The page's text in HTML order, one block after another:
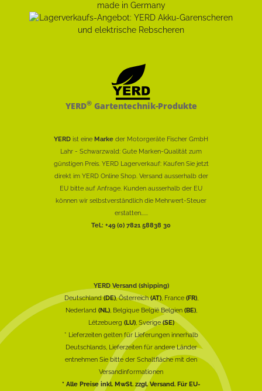
YERD®Gartentechnik-Produkte
YERD ist eine Marke der Motorgeräte Fischer GmbH
Lahr - Schwarzwald: Gute Marken-Qualität zum
günstigen Preis. YERD Lagerverkauf: Kaufen Sie jetzt
direkt im YERD Online Shop. Versand ausserhalb der
EU bitte auf Anfrage. Kunden ausserhalb der EU
können wir selbstverständlich die Mehrwert-Steuer
erstatten......
Tel.: +49 (0) 7821 58838 30
YERD Versand (shipping)
Deutschland(DE), Österreich(AT), France (FR),
Nederland (NL), Belgique België Belgien (BE),
Lëtzebuerg (LU), Sverige(SE)
* Lieferzeiten gelten für Lieferungen innerhalb
Deutschlands, Lieferzeiten für andere Länder
entnehmen Sie bitte der Schaltfläche mit den
Versandinformationen
* Alle Preise inkl. MwSt. zzgl. Versand. Für EU-